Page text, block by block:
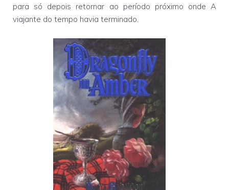
para só depois retornar ao período próximo onde A
viajante do tempo havia terminado.